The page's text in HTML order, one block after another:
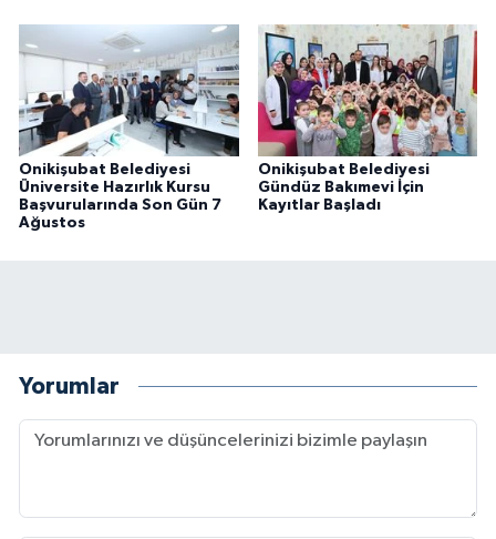
Onikişubat Belediyesi
Üniversite Hazırlık Kursu
Başvurularında Son Gün 7
Ağustos
Onikişubat Belediyesi
Gündüz Bakımevi İçin
Kayıtlar Başladı
Yorumlar